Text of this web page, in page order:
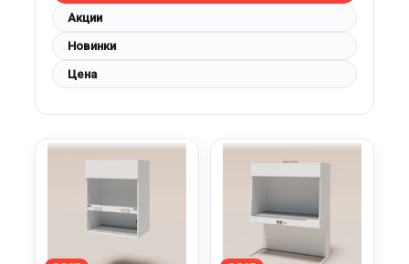
Акции
Новинки
Цена